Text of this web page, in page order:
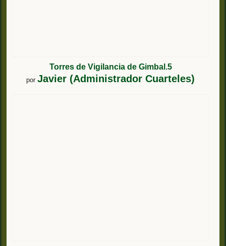
Torres de Vigilancia de Gimbal.5
por Javier (Administrador Cuarteles)